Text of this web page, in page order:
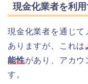
現金化業者を利
現金化業者を通じて
ありますが、これは
能性があり、アカウ
す。